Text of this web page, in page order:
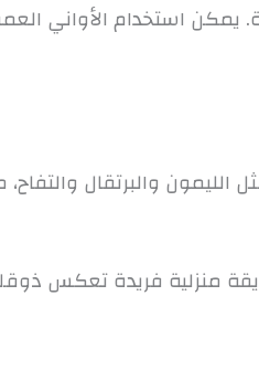
يمكن استخدام الأواني
الليمون والبرتقال والتفاح،
منزلية فريدة تعكس